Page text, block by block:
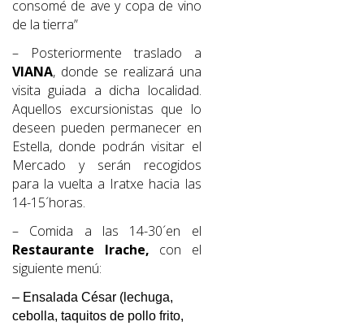
consomé de ave y copa de vino
de la tierra”
– Posteriormente traslado a
VIANA, donde se realizará una
visita guiada a dicha localidad.
Aquellos excursionistas que lo
deseen pueden permanecer en
Estella, donde podrán visitar el
Mercado y serán recogidos
para la vuelta a Iratxe hacia las
14-15´horas.
– Comida a las 14-30´en el
Restaurante Irache, con el
siguiente menú:
– Ensalada César (lechuga,
cebolla, taquitos de pollo frito,